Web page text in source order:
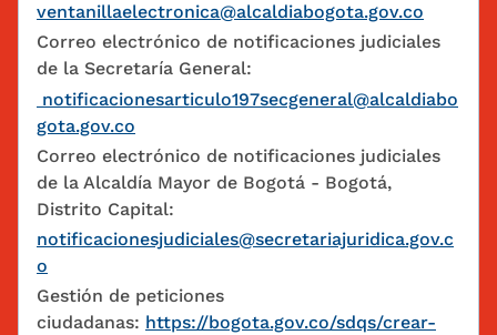
ventanillaelectronica@alcaldiabogota.gov.co
Correo electrónico de notificaciones judiciales
de la Secretaría General:
notificacionesarticulo197secgeneral@alcaldiabo
gota.gov.co
Correo electrónico de notificaciones judiciales
de la Alcaldía Mayor de Bogotá - Bogotá,
Distrito Capital:
notificacionesjudiciales@secretariajuridica.gov.c
o
Gestión de peticiones
ciudadanas: https://bogota.gov.co/sdqs/crear-